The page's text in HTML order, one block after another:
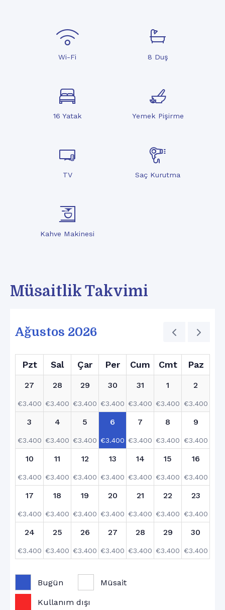
Wi-Fi 8 Duş
16 Yatak Yemek Pişirme
TV Saç Kurutma
Kahve Makinesi
Müsaitlik Takvimi
Ağustos 2026
Pzt Sal Çar Per Cum Cmt Paz
27
€3.400
28
€3.400
29
€3.400
30
€3.400
31
€3.400
1
€3.400
2
€3.400
3
€3.400
4
€3.400
5
€3.400
6
€3.400
7
€3.400
8
€3.400
9
€3.400
10
€3.400
11
€3.400
12
€3.400
13
€3.400
14
€3.400
15
€3.400
16
€3.400
17
€3.400
18
€3.400
19
€3.400
20
€3.400
21
€3.400
22
€3.400
23
€3.400
24
€3.400
25
€3.400
26
€3.400
27
€3.400
28
€3.400
29
€3.400
30
€3.400
3.400 €3.400 €3.400
Bugün Müsait
Kullanım dışı